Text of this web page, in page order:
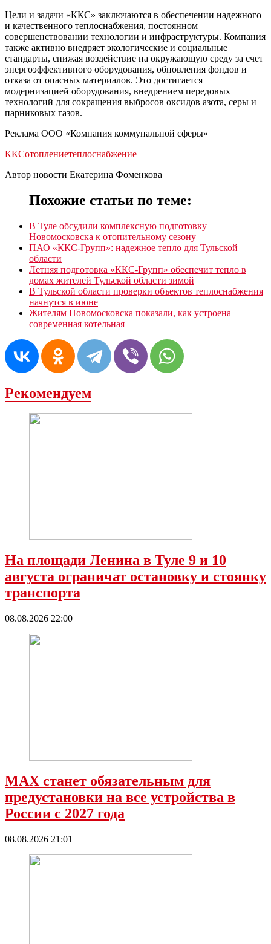
Цели и задачи «ККС» заключаются в обеспечении надежного
и качественного теплоснабжения, постоянном
совершенствовании технологии и инфраструктуры. Компания
также активно внедряет экологические и социальные
стандарты, снижая воздействие на окружающую среду за счет
энергоэффективного оборудования, обновления фондов и
отказа от опасных материалов. Это достигается
модернизацией оборудования, внедрением передовых
технологий для сокращения выбросов оксидов азота, серы и
парниковых газов.
Реклама ООО «Компания коммунальной сферы»
ККСотоплениетеплоснабжение
Автор новости Екатерина Фоменкова
Похожие статьи по теме:
В Туле обсудили комплексную подготовку
Новомосковска к отопительному сезону
ПАО «ККС-Групп»: надежное тепло для Тульской
области
Летняя подготовка «ККС-Групп» обеспечит тепло в
домах жителей Тульской области зимой
В Тульской области проверки объектов теплоснабжения
начнутся в июне
Жителям Новомосковска показали, как устроена
современная котельная
Рекомендуем
На площади Ленина в Туле 9 и 10
августа ограничат остановку и стоянку
транспорта
08.08.2026 22:00
МАХ станет обязательным для
предустановки на все устройства в
России с 2027 года
08.08.2026 21:01